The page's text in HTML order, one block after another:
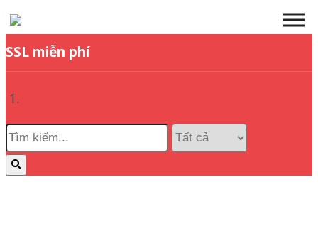
SSL miễn phí